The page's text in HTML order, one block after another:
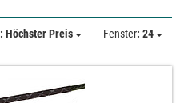
: Höchster Preis Fenster: 24